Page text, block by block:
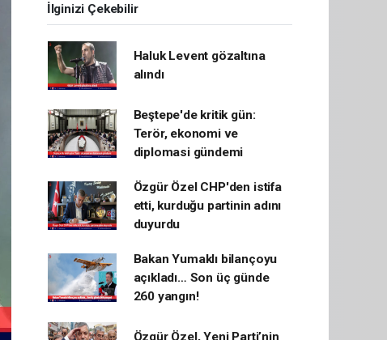
İlginizi Çekebilir
Haluk Levent gözaltına
alındı
Beştepe'de kritik gün:
Terör, ekonomi ve
diplomasi gündemi
Özgür Özel CHP'den istifa
etti, kurduğu partinin adını
duyurdu
Bakan Yumaklı bilançoyu
açıkladı… Son üç günde
260 yangın!
Özgür Özel, Yeni Parti’nin